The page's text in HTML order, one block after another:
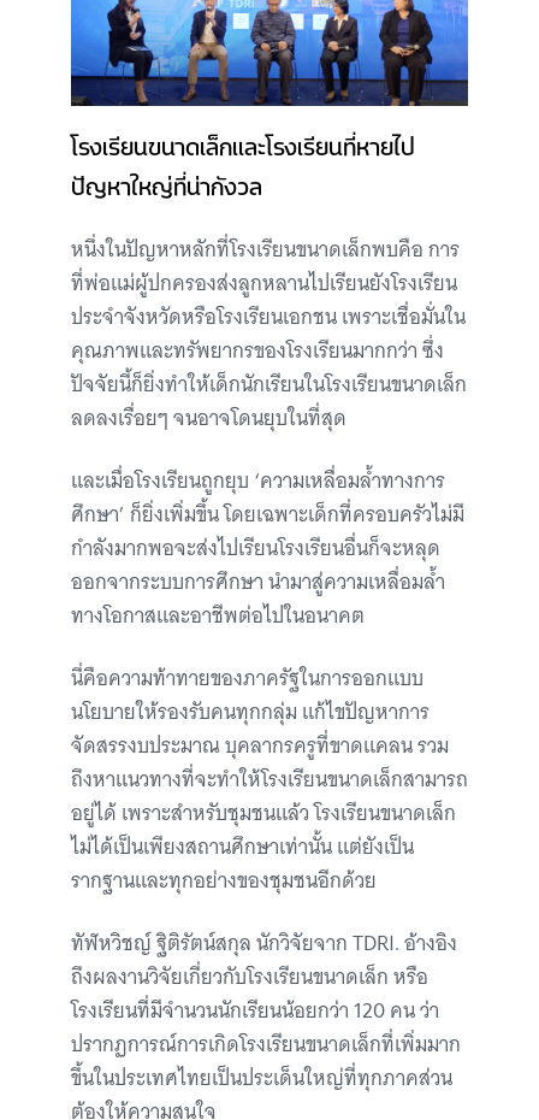
โรงเรียนขนาดเล็กและโรงเรียนที่หายไป
ปัญหาใหญ่ที่น่ากังวล
หนึ่งในปัญหาหลักที่โรงเรียนขนาดเล็กพบคือ การ
ที่พ่อแม่ผู้ปกครองส่งลูกหลานไปเรียนยังโรงเรียน
ประจำจังหวัดหรือโรงเรียนเอกชน เพราะเชื่อมั่นใน
คุณภาพและทรัพยากรของโรงเรียนมากกว่า ซึ่ง
ปัจจัยนี้ก็ยิ่งทำให้เด็กนักเรียนในโรงเรียนขนาดเล็ก
ลดลงเรื่อยๆ จนอาจโดนยุบในที่สุด
และเมื่อโรงเรียนถูกยุบ ‘ความเหลื่อมล้ำทางการ
ศึกษา’ ก็ยิ่งเพิ่มขึ้น โดยเฉพาะเด็กที่ครอบครัวไม่มี
กำลังมากพอจะส่งไปเรียนโรงเรียนอื่นก็จะหลุด
ออกจากระบบการศึกษา นำมาสู่ความเหลื่อมล้ำ
ทางโอกาสและอาชีพต่อไปในอนาคต
นี่คือความท้าทายของภาครัฐในการออกแบบ
นโยบายให้รองรับคนทุกกลุ่ม แก้ไขปัญหาการ
จัดสรรงบประมาณ บุคลากรครูที่ขาดแคลน รวม
ถึงหาแนวทางที่จะทำให้โรงเรียนขนาดเล็กสามารถ
อยู่ได้ เพราะสำหรับชุมชนแล้ว โรงเรียนขนาดเล็ก
ไม่ได้เป็นเพียงสถานศึกษาเท่านั้น แต่ยังเป็น
รากฐานและทุกอย่างของชุมชนอีกด้วย
ทัฬหวิชญ์ ฐิติรัตน์สกุลนักวิจัยจาก TDRI.อ้างอิง
ถึงผลงานวิจัยเกี่ยวกับโรงเรียนขนาดเล็ก หรือ
โรงเรียนที่มีจำนวนนักเรียนน้อยกว่า 120 คน ว่า
ปรากฏการณ์การเกิดโรงเรียนขนาดเล็กที่เพิ่มมาก
ขึ้นในประเทศไทยเป็นประเด็นใหญ่ที่ทุกภาคส่วน
ต้องให้ความสนใจ